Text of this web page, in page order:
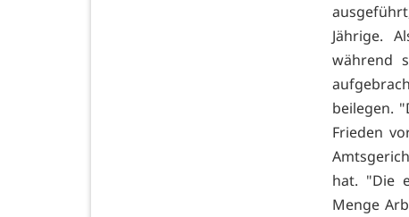
Jährige.
während
beilegen.
Frieden
hat. "Die
Menge